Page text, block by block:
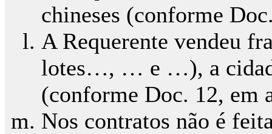
chineses (conforme
A Requerente vendeu
lotes…, … e …), a
(conforme Doc. 12, em
Nos contratos não é